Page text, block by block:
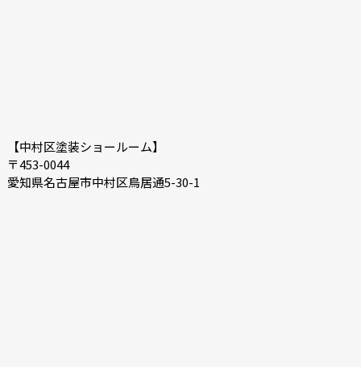
【中村区塗装ショールーム】
〒453-0044
愛知県名古屋市中村区鳥居通5-30-1